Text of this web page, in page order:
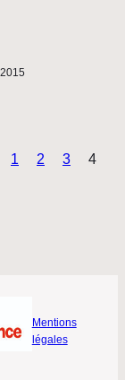
1 2 3 4
Mentions
légales